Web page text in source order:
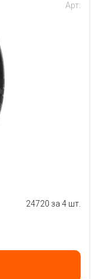
Арт:
24720 за 4 шт.